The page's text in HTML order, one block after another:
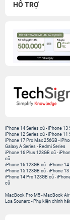
HỖ TRỢ
iPhone 14 Series cũ -iPhone 13
iPhone 12 Series cũ -iPhone 11
iPhone 17 Pro Max 256GB -
Galaxy A Series - Redmi Series
iPhone 16 Plus 128GB cũ -
cũ
iPhone 16 128GB cũ -iPhone 14
iPhone 15 128GB cũ -iPhone 13
iPhone 14 Pro 128GB cũ -
cũ
MacBook Pro M5 - MacBook
Loa Sounarc - Phụ kiện chính